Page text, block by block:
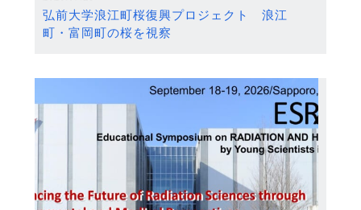
弘前大学浪江町桜復興プロジェクト 浪江
町・富岡町の桜を視察